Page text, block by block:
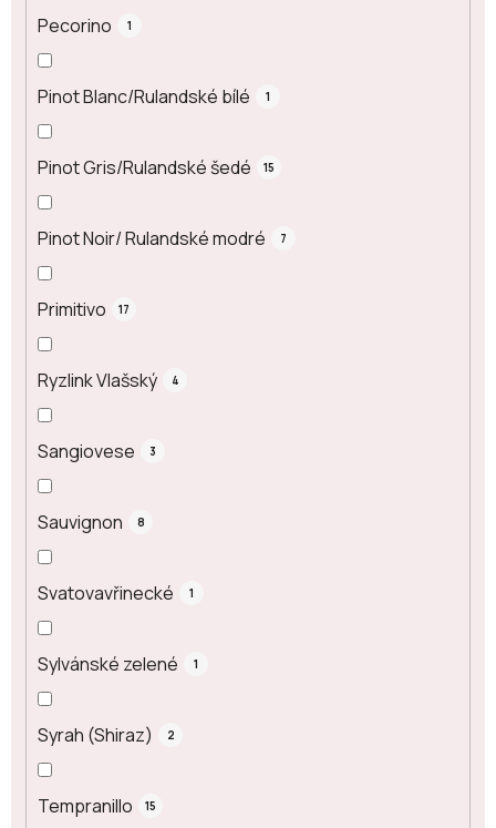
Pecorino 1
Pinot Blanc/Rulandské bílé 1
Pinot Gris/Rulandské šedé 15
Pinot Noir/ Rulandské modré 7
Primitivo 17
Ryzlink Vlašský 4
Sangiovese 3
Sauvignon 8
Svatovavřinecké 1
Sylvánské zelené 1
Syrah (Shiraz) 2
Tempranillo 15